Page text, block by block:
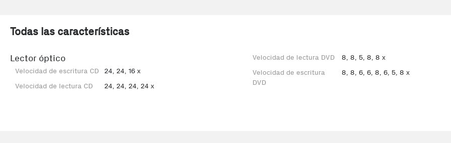
Todas las características
Lector óptico
Velocidad de escritura CD
24, 24, 16 x
Velocidad de lectura CD
24, 24, 24, 24 x
Velocidad de lectura DVD
8, 8, 5, 8, 8 x
Velocidad de escritura
DVD
8, 8, 6, 6, 8, 6, 5, 8 x